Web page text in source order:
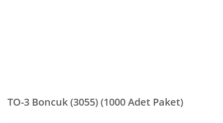
TO-3 Boncuk (3055) (1000 Adet Paket)